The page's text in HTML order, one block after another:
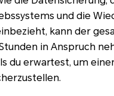
und die
kann der
in Anspruch
du erwartest, um